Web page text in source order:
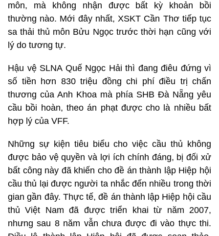
môn, mà không nhận được bất kỳ khoản bồi
thường nào. Mới đây nhất, XSKT Cần Thơ tiếp tục
sa thải thủ môn Bửu Ngọc trước thời hạn cũng với
lý do tương tự.
Hậu vệ SLNA Quế Ngọc Hải thì đang điêu đứng vì
số tiền hơn 830 triệu đồng chi phí điều trị chấn
thương của Anh Khoa mà phía SHB Đà Nẵng yêu
cầu bồi hoàn, theo án phạt được cho là nhiều bất
hợp lý của VFF.
Những sự kiện tiêu biểu cho việc cầu thủ không
được bảo vệ quyền và lợi ích chính đáng, bị đối xử
bất công này đã khiến cho đề án thành lập Hiệp hội
cầu thủ lại được người ta nhắc đến nhiều trong thời
gian gần đây. Thực tế, đề án thành lập Hiệp hội cầu
thủ Việt Nam đã được triển khai từ năm 2007,
nhưng sau 8 năm vẫn chưa được đi vào thực thi.